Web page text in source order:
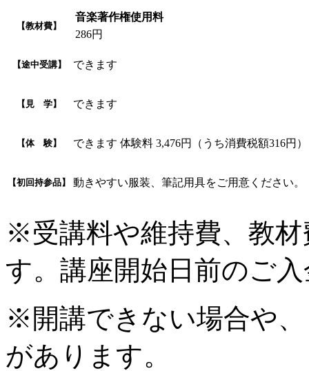
【教材費】
音楽著作権使用料
286円
【途中受講】 できます
【見 学】 できます
【体 験】 できます 体験料 3,476円（うち消費税額316
【初回持参品】 動きやすい服装、筆記用具をご用意ください。
※受講料や維持費、教
す。講座開始日前のご
※開講できない場合や
があります。